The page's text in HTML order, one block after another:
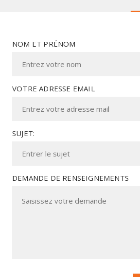
NOM ET PRÉNOM
VOTRE ADRESSE EMAIL
SUJET:
DEMANDE DE RENSEIGNEMENTS